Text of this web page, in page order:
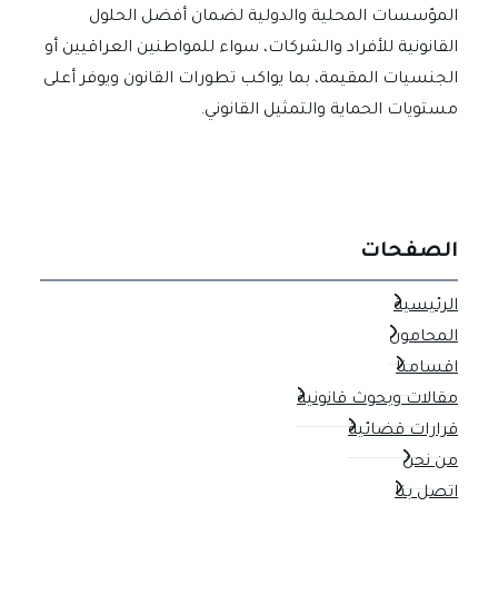
المؤسسات المحلية والدولية لضمان أفضل الحلول
القانونية للأفراد والشركات، سواء للمواطنين العراقيين أو
الجنسيات المقيمة، بما يواكب تطورات القانون ويوفر أعلى
مستويات الحماية والتمثيل القانوني.
الصفحات
الرئيسية
المحامون
اقسامنا
مقالات وبحوث قانونية
قرارات قضائية
من نحن
اتصل بنا